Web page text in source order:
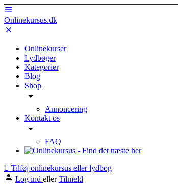
Onlinekursus.dk
Onlinekurser
Lydbøger
Kategorier
Blog
Shop
Annoncering
Kontakt os
FAQ
Tilføj onlinekursus eller lydbog
Log ind eller Tilmeld